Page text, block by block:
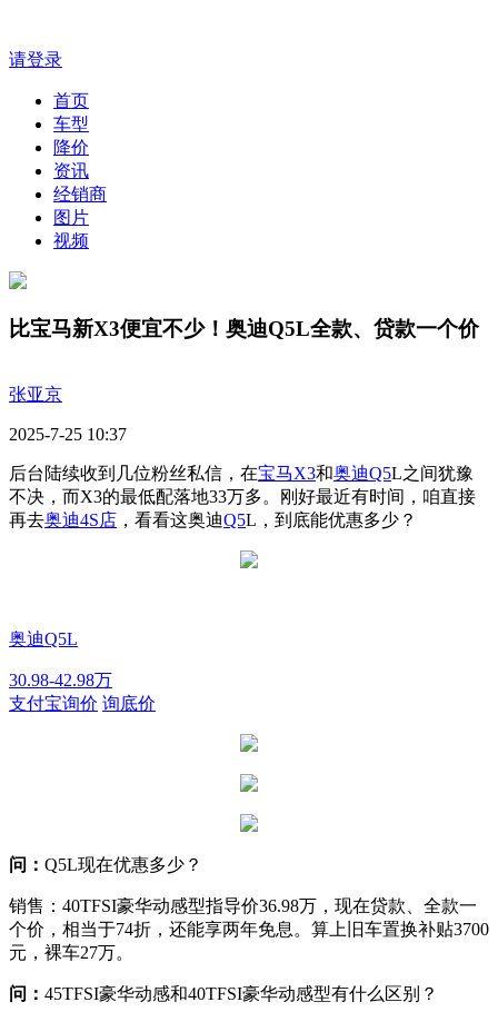
请登录
首页
车型
降价
资讯
经销商
图片
视频
比宝马新X3便宜不少！奥迪Q5L全款、贷款一个价
张亚京
2025-7-25 10:37
后台陆续收到几位粉丝私信，在宝马X3和奥迪Q5L之间犹豫
不决，而X3的最低配落地33万多。刚好最近有时间，咱直接
再去奥迪4S店 ，看看这奥迪Q5L，到底能优惠多少？
奥迪Q5L
30.98-42.98万
支付宝询价 询底价
问： Q5L现在优惠多少？
销售：40TFSI豪华动感型指导价36.98万，现在贷款、全款一
个价，相当于74折，还能享两年免息。算上旧车置换补贴3700
元，裸车27万。
问： 45TFSI豪华动感和40TFSI豪华动感型有什么区别？